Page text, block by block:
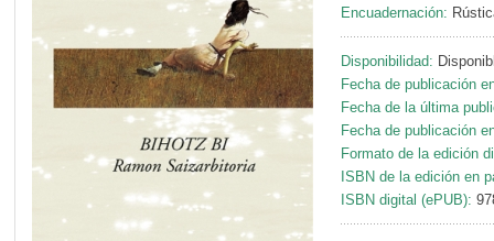
Encuadernación:
Disponibilidad:
Fecha de publicación
Fecha de la última
Fecha de publicación
Formato de la edición
ISBN de la edición en
ISBN digital (ePUB):